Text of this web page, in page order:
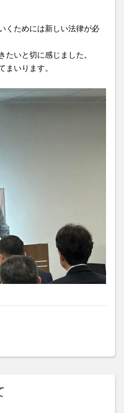
くためには新しい法律が必
たいと切に感じました。
まいります。